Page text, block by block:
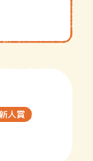
人賞